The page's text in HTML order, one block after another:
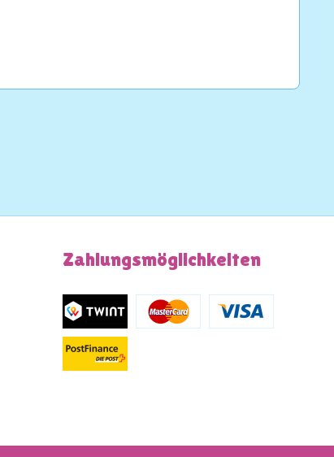
Zahlungsmöglichkeiten